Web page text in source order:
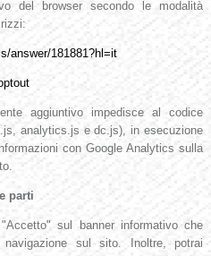
del browser secondo le modalità
answer/181881?hl=it
aggiuntivo impedisce al codice
analytics.js e dc.js), in esecuzione
con Google Analytics sulla
parti
sul banner informativo che
sul sito. Inoltre, potrai